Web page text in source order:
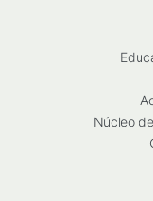
Núcleo